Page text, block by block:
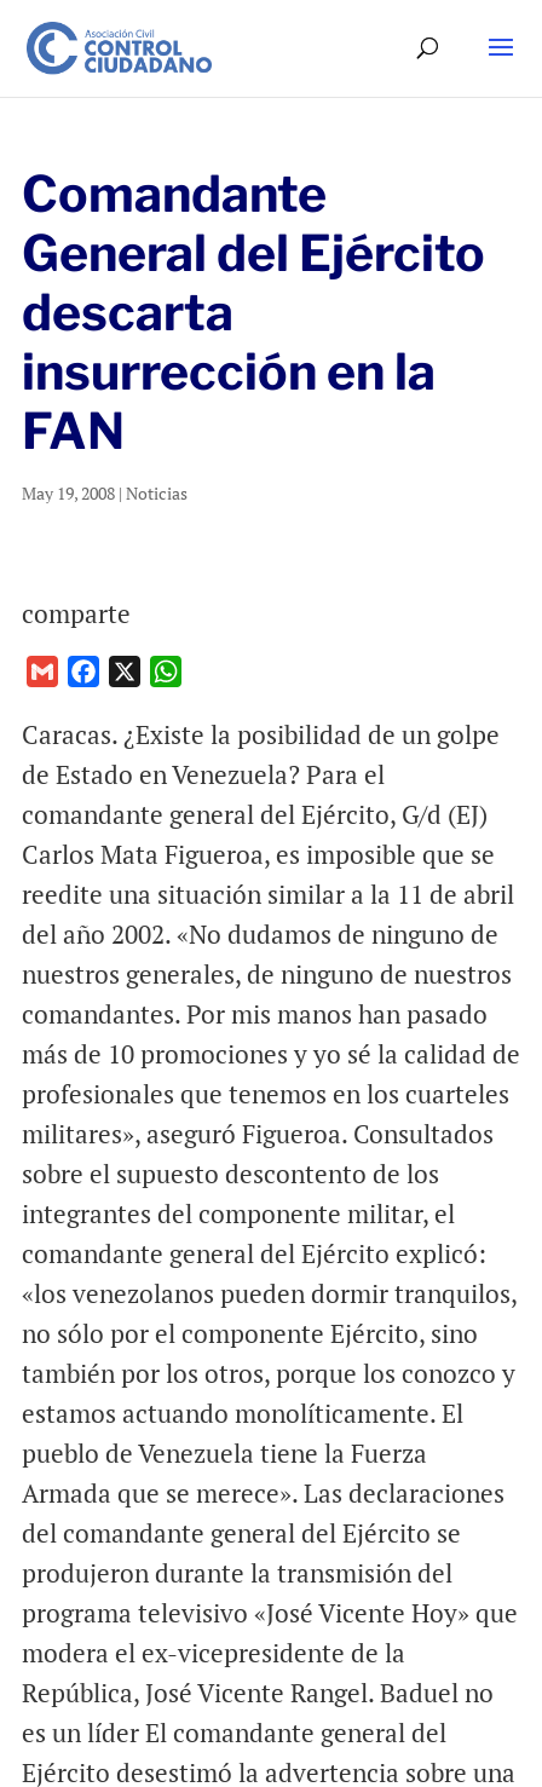
Comandante
General del Ejército
descarta
insurrección en la
FAN
May 19, 2008| Noticias
comparte
a
i
c
e
o
o
k
a
t
A
p
p
Caracas. ¿Existe la posibilidad de un golpe
de Estado en Venezuela? Para el
comandante general del Ejército, G/d (EJ)
Carlos Mata Figueroa, es imposible que se
reedite una situación similar a la 11 de abril
del año 2002. «No dudamos de ninguno de
nuestros generales, de ninguno de nuestros
comandantes. Por mis manos han pasado
más de 10 promociones y yo sé la calidad de
profesionales que tenemos en los cuarteles
militares», aseguró Figueroa. Consultados
sobre el supuesto descontento de los
integrantes del componente militar, el
comandante general del Ejército explicó:
«los venezolanos pueden dormir tranquilos,
no sólo por el componente Ejército, sino
también por los otros, porque los conozco y
estamos actuando monolíticamente. El
pueblo de Venezuela tiene la Fuerza
Armada que se merece». Las declaraciones
del comandante general del Ejército se
produjeron durante la transmisión del
programa televisivo «José Vicente Hoy» que
modera el ex-vicepresidente de la
República, José Vicente Rangel. Baduel no
es un líder El comandante general del
Ejército desestimó la advertencia sobre una